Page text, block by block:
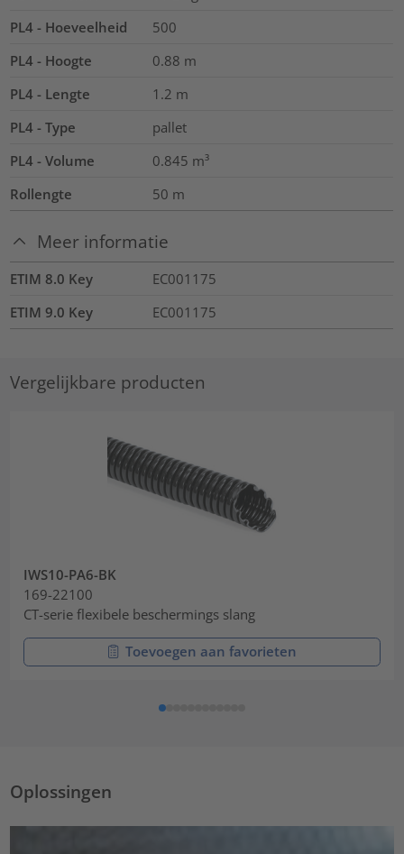
PL4 - Hoeveelheid
500
PL4 - Hoogte
0.88 m
PL4 - Lengte
1.2 m
PL4 - Type
pallet
PL4 - Volume
0.845 m³
Rollengte
50 m
Meer informatie
ETIM 8.0 Key
EC001175
ETIM 9.0 Key
EC001175
Vergelijkbare producten
IWS10-PA6-BK
169-22100
CT-serie flexibele beschermings slang
Toevoegen aan favorieten
Oplossingen